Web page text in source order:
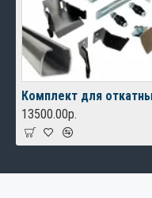
13500.00р.